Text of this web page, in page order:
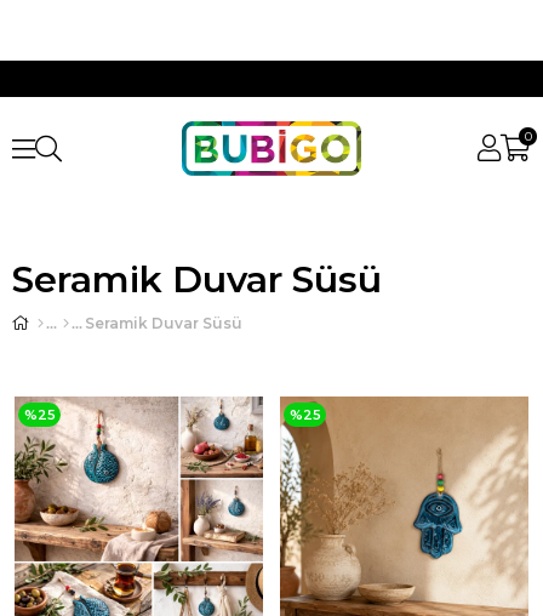
0
Seramik Duvar Süsü
Seramik Duvar Süsü
%25 %25